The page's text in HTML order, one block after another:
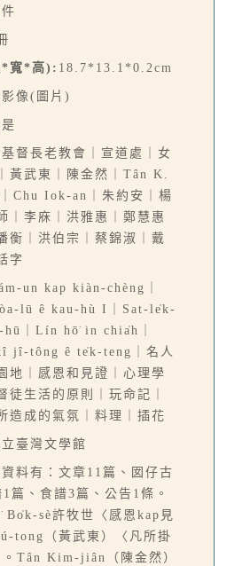
*寬*高): 18.7*13.1*0.2cm
影像(圖片)
是
督長老教會｜宣道處｜女
黃武東｜陳金然｜Tân K.
Chu Iok-an｜朱約安｜楊
｜李庥｜洪雅惠｜鄭慧惠
衡｜洪伯宗｜蔡錦淑｜戴
字
un kap kiàn-chèng｜
lū ê kau-hù I｜Sat-le̍k-
hū｜Lín hō͘ in chia̍h｜
jî-tông ê te̍k-teng｜名人
地｜感恩和見證｜心理學
徒生活的原則｜玩命記｜
造成的氣氛｜料理｜插花
立臺灣文學館
料有：文章11篇、囡仔古
篇、食譜3篇、公告1條。
Bo̍k-sè許牧世〈感恩kap見
tong（黃武東）〈凡所掛
。Tân Kim-jiân（陳金然）